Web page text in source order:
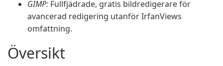
GIMP: Fullfjädrade, gratis bildredigerare för
avancerad redigering utanför IrfanViews
omfattning.
Översikt